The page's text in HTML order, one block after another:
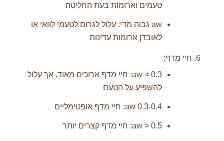
טעמים וארומות בעת החליטה
aw גבוה מדי: עלול לגרום לטעמי לוואי או
לאובדן ארומות עדינות
חיי מדף:
aw < 0.3: חיי מדף ארוכים מאוד, אך עלול
להשפיע על הטעם
aw 0.3-0.4: חיי מדף אופטימליים
aw > 0.5: חיי מדף קצרים יותר